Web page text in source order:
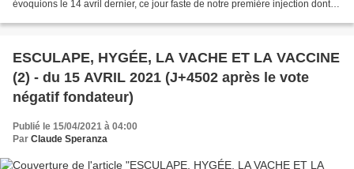
évoquions le 14 avril dernier, ce jour faste de notre première injection dont le
ESCULAPE, HYGÉE, LA VACHE ET LA VACCINE
(2) - du 15 AVRIL 2021 (J+4502 après le vote
négatif fondateur)
Publié le 15/04/2021 à 04:00
Par Claude Speranza